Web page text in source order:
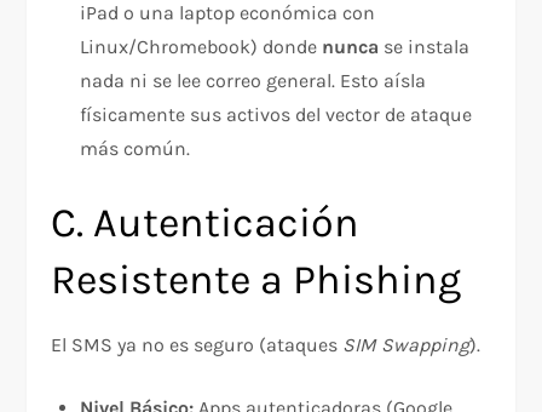
iPad o una laptop económica con
Linux/Chromebook) donde nunca se instala
nada ni se lee correo general. Esto aísla
físicamente sus activos del vector de ataque
más común.​
C. Autenticación
Resistente a Phishing
El SMS ya no es seguro (ataques SIM Swapping).